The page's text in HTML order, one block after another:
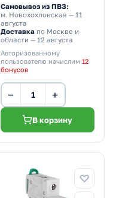
Самовывоз из ПВЗ:
м. Новохохловская — 11
августа
Доставкапо Москве и
области — 12 августа
Авторизованному
пользователю начислим 12
бонусов
− +
В корзину